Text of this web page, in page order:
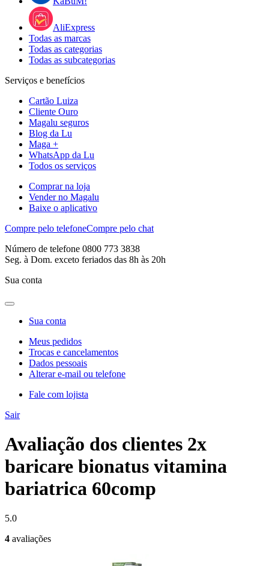
AliExpress
Todas as marcas
Todas as categorias
Todas as subcategorias
Serviços e benefícios
Cartão Luiza
Cliente Ouro
Magalu seguros
Blog da Lu
Maga +
WhatsApp da Lu
Todos os serviços
Comprar na loja
Vender no Magalu
Baixe o aplicativo
Compre pelo telefoneCompre pelo chat
Número de telefone 0800 773 3838
Seg. à Dom. exceto feriados das 8h às 20h
Sua conta
Sua conta
Meus pedidos
Trocas e cancelamentos
Dados pessoais
Alterar e-mail ou telefone
Fale com lojista
Sair
Avaliação dos clientes 2x
baricare bionatus vitamina
bariatrica 60comp
5.0
4 avaliações